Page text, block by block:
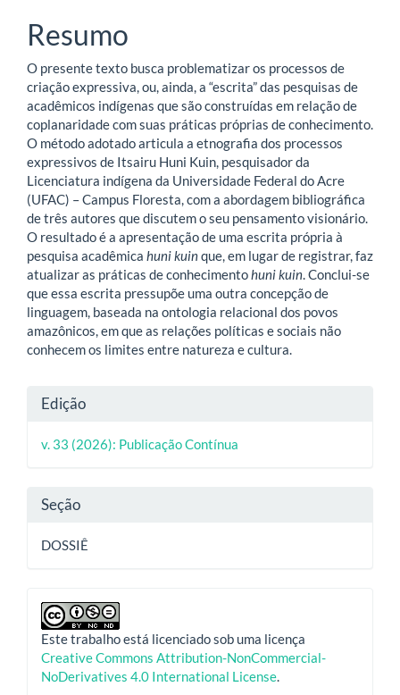
principal
Resumo
O presente texto busca problematizar os processos de
criação expressiva, ou, ainda, a “escrita” das pesquisas de
acadêmicos indígenas que são construídas em relação de
coplanaridade com suas práticas próprias de conhecimento.
O método adotado articula a etnografia dos processos
expressivos de Itsairu Huni Kuin, pesquisador da
Licenciatura indígena da Universidade Federal do Acre
(UFAC) – Campus Floresta, com a abordagem bibliográfica
de três autores que discutem o seu pensamento visionário.
O resultado é a apresentação de uma escrita própria à
pesquisa acadêmica huni kuinque, em lugar de registrar, faz
atualizar as práticas de conhecimentohuni kuin. Conclui-se
que essa escrita pressupõe uma outra concepção de
linguagem, baseada na ontologia relacional dos povos
amazônicos, em que as relações políticas e sociais não
conhecem os limites entre natureza e cultura.
Detalhes
do
artigo
Edição
v. 33 (2026): Publicação Contínua
Seção
DOSSIÊ
Este trabalho está licenciado sob uma licença
Creative Commons Attribution-NonCommercial-
NoDerivatives 4.0 International License.